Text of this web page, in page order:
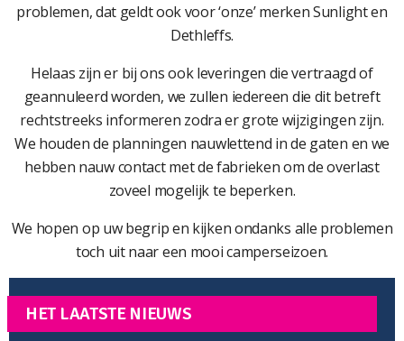
problemen, dat geldt ook voor ‘onze’ merken Sunlight en
Dethleffs.
Helaas zijn er bij ons ook leveringen die vertraagd of
geannuleerd worden, we zullen iedereen die dit betreft
rechtstreeks informeren zodra er grote wijzigingen zijn.
We houden de planningen nauwlettend in de gaten en we
hebben nauw contact met de fabrieken om de overlast
zoveel mogelijk te beperken.
We hopen op uw begrip en kijken ondanks alle problemen
toch uit naar een mooi camperseizoen.
HET LAATSTE NIEUWS